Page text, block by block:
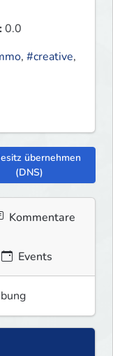
0.0
, #creative,
übernehmen
(DNS)
Kommentare
Events